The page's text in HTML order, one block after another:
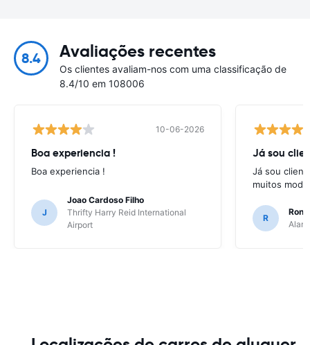
8.4 Avaliações recentes
Os clientes avaliam-nos com uma classificação de
8.4/10 em 108006
10-06-2026
Boa experiencia !
Boa experiencia !
J
Joao Cardoso Filho
Thrifty Harry Reid International
Airport
Já sou
Já sou
muitos
R